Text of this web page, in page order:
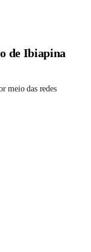
de Ibiapina
meio das redes